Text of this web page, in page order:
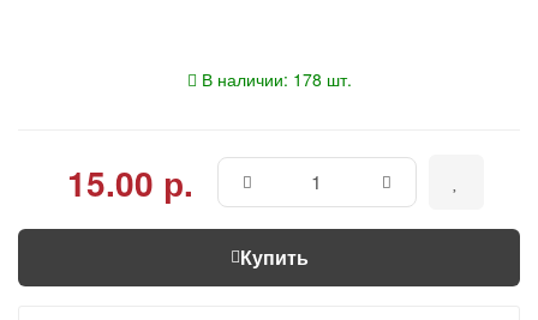
В наличии: 178 шт.
15.00 р.
Купить